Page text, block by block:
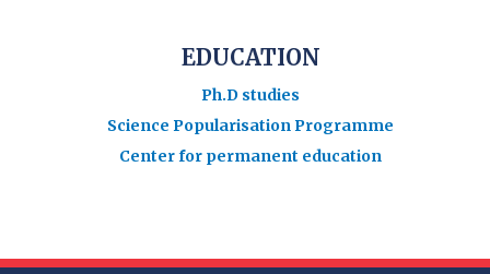
EDUCATION
Ph.D studies
Science Popularisation Programme
Center for permanent education